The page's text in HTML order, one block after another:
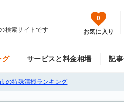
検索サイトです
0
お気に入り
グ サービスと料金相場 記
の特殊清掃ランキング